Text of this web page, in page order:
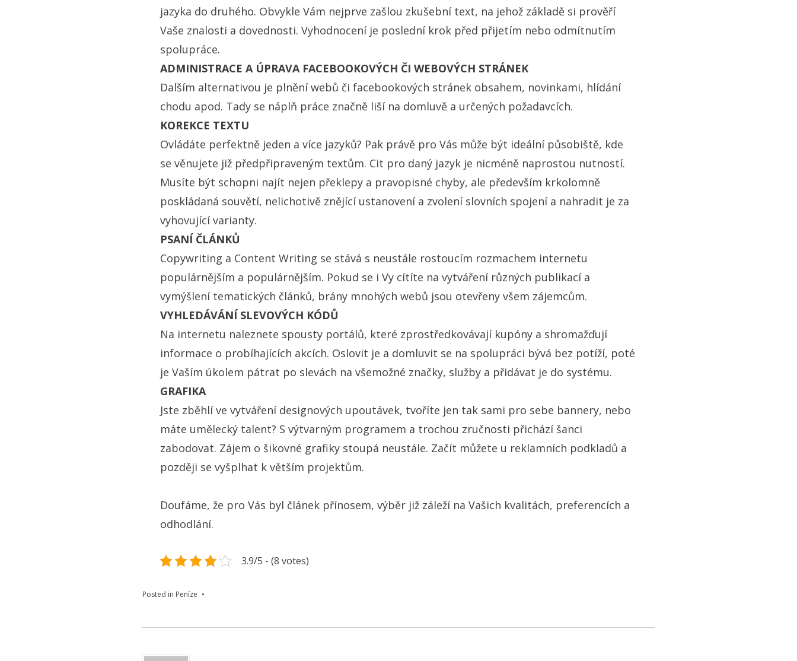
jazyka do druhého. Obvykle Vám nejprve zašlou zkušební text, na jehož základě si prověří
Vaše znalosti a dovednosti. Vyhodnocení je poslední krok před přijetím nebo odmítnutím
spolupráce.
ADMINISTRACE A ÚPRAVA FACEBOOKOVÝCH ČI WEBOVÝCH STRÁNEK
Dalším alternativou je plnění webů či facebookových stránek obsahem, novinkami, hlídání
chodu apod. Tady se náplň práce značně liší na domluvě a určených požadavcích.
KOREKCE TEXTU
Ovládáte perfektně jeden a více jazyků? Pak právě pro Vás může být ideální působiště, kde
se věnujete již předpřipraveným textům. Cit pro daný jazyk je nicméně naprostou nutností.
Musíte být schopni najít nejen překlepy a pravopisné chyby, ale především krkolomně
poskládaná souvětí, nelichotivě znějící ustanovení a zvolení slovních spojení a nahradit je za
vyhovující varianty.
PSANÍ ČLÁNKŮ
Copywriting a Content Writing se stává s neustále rostoucím rozmachem internetu
populárnějším a populárnějším. Pokud se i Vy cítíte na vytváření různých publikací a
vymýšlení tematických článků, brány mnohých webů jsou otevřeny všem zájemcům.
VYHLEDÁVÁNÍ SLEVOVÝCH KÓDŮ
Na internetu naleznete spousty portálů, které zprostředkovávají kupóny a shromažďují
informace o probíhajících akcích. Oslovit je a domluvit se na spolupráci bývá bez potíží, poté
je Vaším úkolem pátrat po slevách na všemožné značky, služby a přidávat je do systému.
GRAFIKA
Jste zběhlí ve vytváření designových upoutávek, tvoříte jen tak sami pro sebe bannery, nebo
máte umělecký talent? S výtvarným programem a trochou zručnosti přichází šanci
zabodovat. Zájem o šikovné grafiky stoupá neustále. Začít můžete u reklamních podkladů a
později se vyšplhat k větším projektům.
Doufáme, že pro Vás byl článek přínosem, výběr již záleží na Vašich kvalitách, preferencích a
odhodlání.
3.9/5 - (8 votes)
Posted in Peníze